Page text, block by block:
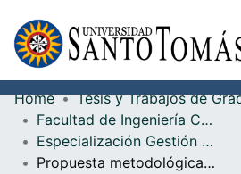
Communities & Collections
All of DSpace
Home
Tesis y Trabajos de
Facultad de Ingeniería Civil
Especialización Gestión Territorial y Avalúos
Propuesta metodológica pala valoración de servidumbres de conducción eléctrica y su incidencia en la gestión del territorio, en el Departamento de Cundinamarca sobre los Municipios de Tenjo, Madrid y Subachoque